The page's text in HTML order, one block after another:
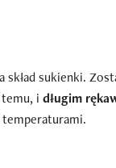
sukienki.
i długim